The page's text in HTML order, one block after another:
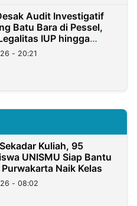
Audit Investigatif
Batu Bara di Pessel,
IUP hingga
- 20:21
Kuliah, 95
UNISMU Siap Bantu
Naik Kelas
- 08:02